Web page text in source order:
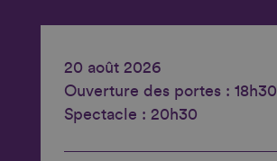
20 août 2026
Ouverture des portes : 18h30
Spectacle : 20h30